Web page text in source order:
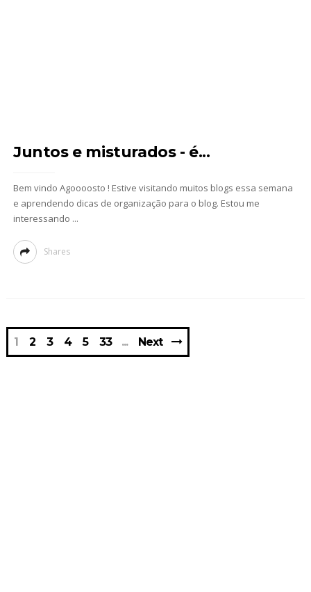
Juntos e misturados - é...
Bem vindo Agoooosto ! Estive visitando muitos blogs essa semana
e aprendendo dicas de organização para o blog. Estou me
interessando ...
Shares
1 2 3 4 5 33 Next